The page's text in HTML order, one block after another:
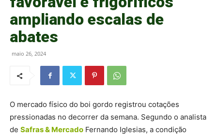
ampliando escalas de
abates
maio 26, 2024
O mercado físico do boi gordo registrou cotações
pressionadas no decorrer da semana. Segundo o analista
de Safras & Mercado Fernando Iglesias, a condição